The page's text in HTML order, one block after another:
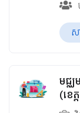
ស
មជ្ឈ
(ខេត្